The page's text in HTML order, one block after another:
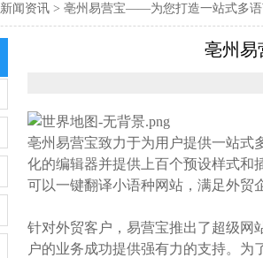
新闻资讯 >亳州易营宝——为您打造一站式多语
亳州
亳州易营宝致力于为用户提供一站式
化的编辑器并提供上百个预设样式和
可以一键翻译小语种网站，满足外贸
针对外贸客户，易营宝推出了超级网
户的业务成功提供强有力的支持。为